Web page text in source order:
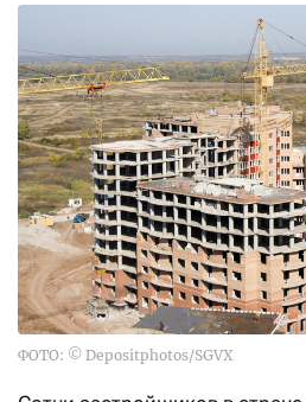
ФОТО: © Depositphotos/SGVX